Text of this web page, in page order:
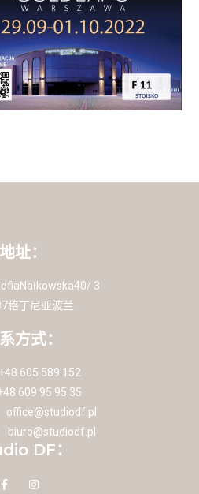
地址：
3
格丁尼亚波兰
方式：
605 589 152
609 95 95 35
office@studiodf.pl
biuro@studiodf.pl
DF：